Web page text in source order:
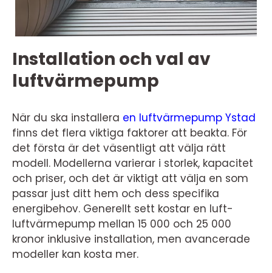
Installation och val av
luftvärmepump
När du ska installera en luftvärmepump Ystad
finns det flera viktiga faktorer att beakta. För
det första är det väsentligt att välja rätt
modell. Modellerna varierar i storlek, kapacitet
och priser, och det är viktigt att välja en som
passar just ditt hem och dess specifika
energibehov. Generellt sett kostar en luft-
luftvärmepump mellan 15 000 och 25 000
kronor inklusive installation, men avancerade
modeller kan kosta mer.